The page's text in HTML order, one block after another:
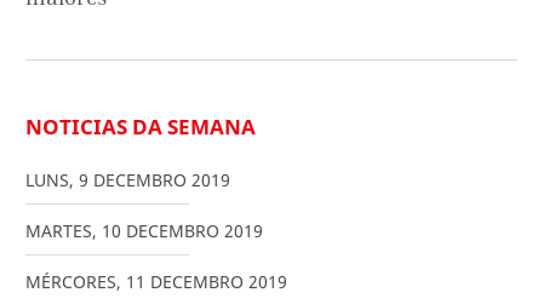
NOTICIAS DA SEMANA
LUNS, 9 DECEMBRO 2019
MARTES, 10 DECEMBRO 2019
MÉRCORES, 11 DECEMBRO 2019